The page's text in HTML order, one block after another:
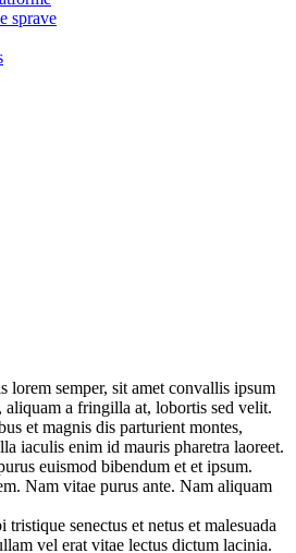
sprave
lorem semper, sit amet convallis ipsum
aliquam a fringilla at, lobortis sed velit.
et magnis dis parturient montes,
iaculis enim id mauris pharetra laoreet.
euismod bibendum et et ipsum.
Nam vitae purus ante. Nam aliquam
senectus et netus et malesuada
vel erat vitae lectus dictum lacinia.